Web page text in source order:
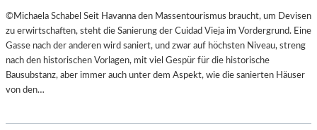
©Michaela Schabel Seit Havanna den Massentourismus braucht, um Devisen
zu erwirtschaften, steht die Sanierung der Cuidad Vieja im Vordergrund. Eine
Gasse nach der anderen wird saniert, und zwar auf höchsten Niveau, streng
nach den historischen Vorlagen, mit viel Gespür für die historische
Bausubstanz, aber immer auch unter dem Aspekt, wie die sanierten Häuser
von den…